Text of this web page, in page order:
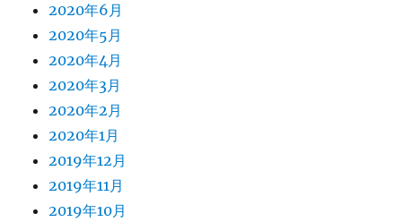
2020年6月
2020年5月
2020年4月
2020年3月
2020年2月
2020年1月
2019年12月
2019年11月
2019年10月